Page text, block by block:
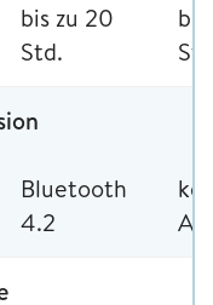
bis zu 20
Std.
bis
Bluetooth
4.2